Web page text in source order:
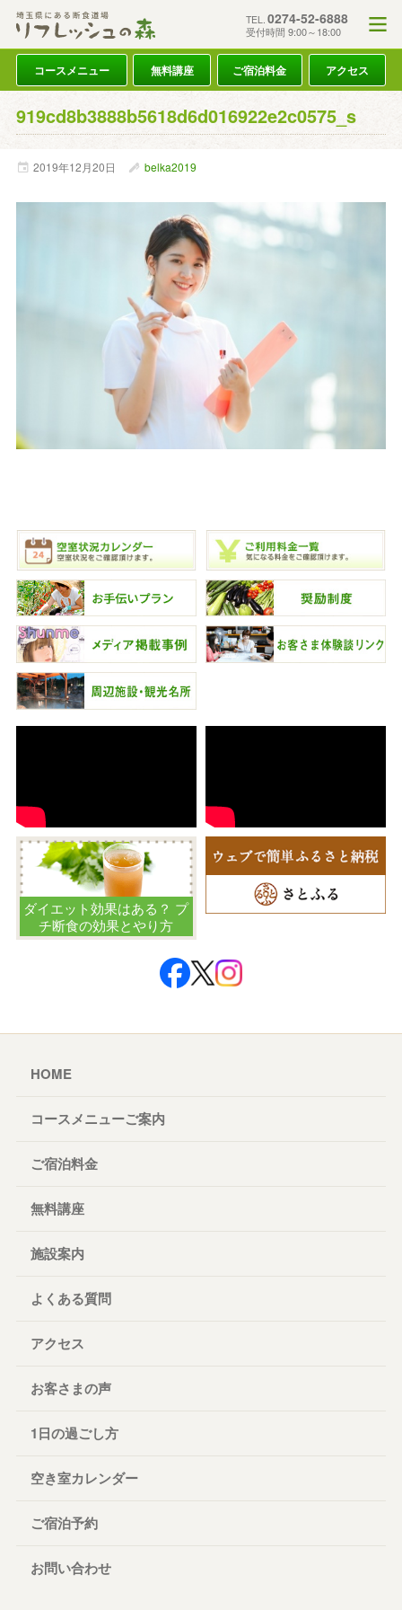
TEL. 0274-52-6888
受付時間 9:00～18:00
コースメニュー 無料講座 ご宿泊料金 アクセス
919cd8b3888b5618d6d016922e2c0575_s
2019年12月20日 belka2019
ダイエット効果はある？ プ
チ断食の効果とやり方
HOME
コースメニューご案内
ご宿泊料金
無料講座
施設案内
よくある質問
アクセス
お客さまの声
1日の過ごし方
空き室カレンダー
ご宿泊予約
お問い合わせ